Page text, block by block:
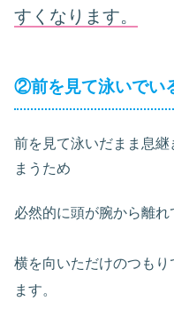
すくなります。
②前を見て泳いでい
前を見て泳いだまま息
まうため
必然的に頭が腕から離れ
横を向いただけのつもり
ます。